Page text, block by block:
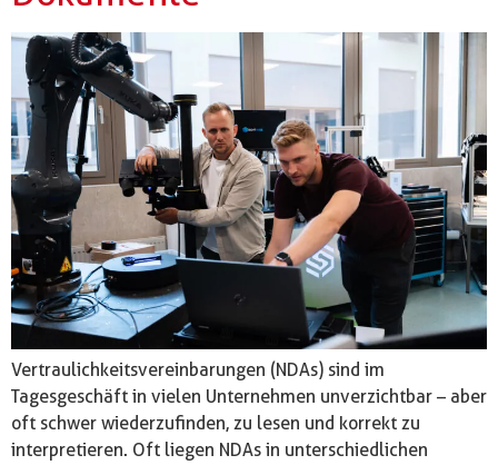
Vertraulichkeitsvereinbarungen (NDAs) sind im
Tagesgeschäft in vielen Unternehmen unverzichtbar – aber
oft schwer wiederzufinden, zu lesen und korrekt zu
interpretieren. Oft liegen NDAs in unterschiedlichen